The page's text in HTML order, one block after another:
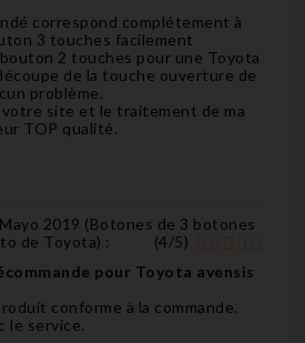
correspond complétement à
3 touches facilement
2 touches pour une Toyota
de la touche ouverture de
problème.
site et le traitement de ma
TOP qualité.
2019 (Botones de 3 botones
de Toyota) : (4/5)
pour Toyota avensis
conforme à la commande.
le service.